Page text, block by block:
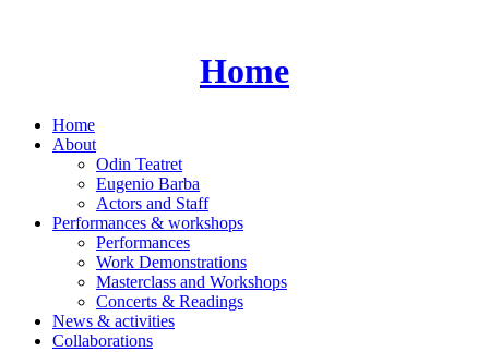
Home
Home
About
Odin Teatret
Eugenio Barba
Actors and Staff
Performances & workshops
Performances
Work Demonstrations
Masterclass and Workshops
Concerts & Readings
News & activities
Collaborations